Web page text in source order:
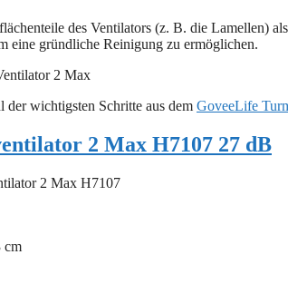
des Ventilators (z. B. die Lamellen)
eine gründliche Reinigung zu ermöglichen.
wichtigsten Schritte aus dem GoveeLife
2 Max H7107 27 dB
cm